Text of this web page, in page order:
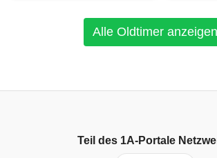
Alle Oldtimer anzeigen
Teil des 1A-Portale